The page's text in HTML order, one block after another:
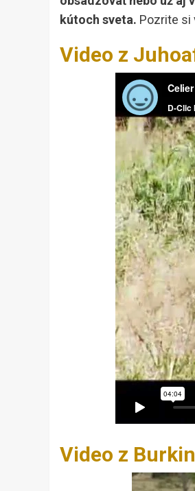
kútoch sveta. Pozrite si
Video z
Video z